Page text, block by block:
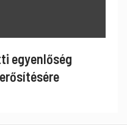
egyenlőség